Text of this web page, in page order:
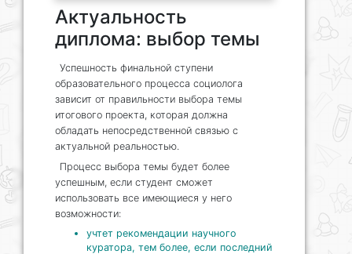
Актуальность
диплома: выбор темы
Успешность финальной ступени
образовательного процесса социолога
зависит от правильности выбора темы
итогового проекта, которая должна
обладать непосредственной связью с
актуальной реальностью.
Процесс выбора темы будет более
успешным, если студент сможет
использовать все имеющиеся у него
возможности:
учтет рекомендации научного
куратора, тем более, если последний